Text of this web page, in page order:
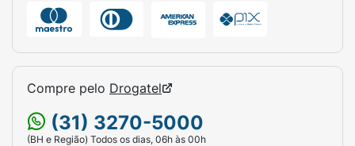
Compre pelo Drogatel
(31) 3270-5000
(BH e Região) Todos os dias, 06h às 00h